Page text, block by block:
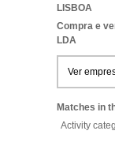
LISBOA
Compra e
LDA
Ver
Matches in
Activity